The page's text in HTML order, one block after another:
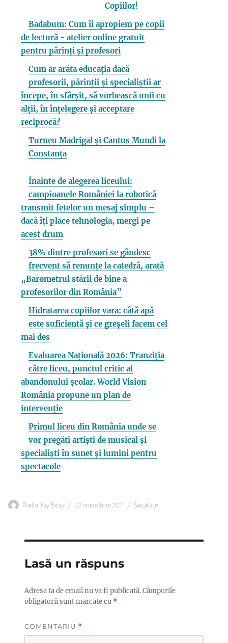
Copiilor!
Badabum: Cum îi apropiem pe copii
de lectură - atelier online gratuit
pentru părinți și profesori
Cum ar arăta educația dacă
profesorii, părinții și specialiștii ar
începe, în sfârșit, să vorbească unii cu
alții, în înțelegere și acceptare
reciprocă?
Turneu Madrigal și Cantus Mundi la
Constanța
Înainte de alegerea liceului:
campioanele României la robotică
transmit fetelor un mesaj simplu –
dacă îți place tehnologia, mergi pe
acest drum
38% dintre profesori se gândesc
frecvent să renunțe la catedră, arată
„Barometrul stării de bine a
profesorilor din România”
Hidratarea copiilor vara: câtă apă
este suficientă și ce greșeli facem cel
mai des
Evaluarea Națională 2026: Tranziția
către liceu, punctul critic al
abandonului școlar. World Vision
România propune un plan de
intervenție
Primul liceu din România unde se
vor pregăti artiști de musical și
specialiști în sunet și lumini pentru
spectacole
Autor
Radio Itsy Bitsy
Publicat
22 noiembrie 2011 Categorii
Sanatate
Lasă un răspuns
Adresa ta de email nu va fi publicată.Câmpurile
obligatorii sunt marcate cu *
COMENTARIU *